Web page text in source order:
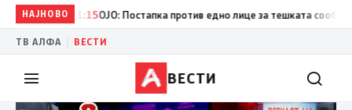
НАЈНОВО
11:15ОЈО: Постапка против едно лице за тешката
ТВ АЛФА ВЕСТИ
ВЕСТИ